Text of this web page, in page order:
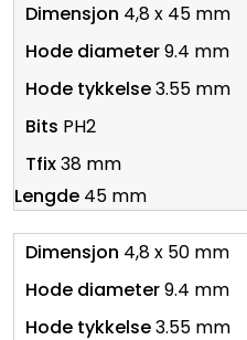
4,8 x 45 mm
9.4 mm
3.55 mm
PH2
38 mm
45 mm
4,8 x 50 mm
9.4 mm
3.55 mm